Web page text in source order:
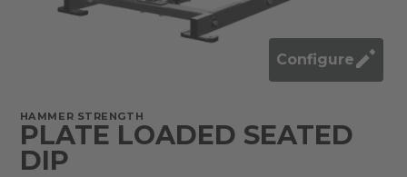
Configure
HAMMER STRENGTH
PLATE LOADED SEATED
DIP